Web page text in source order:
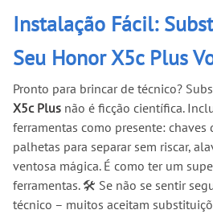
Instalação Fácil:
Seu Honor X5c Plus
Pronto para brincar de técnico?
X5c Plus não é ficção científica.
ferramentas como presente: chaves
palhetas para separar sem riscar,
ventosa mágica. É como ter um
ferramentas. 🛠️ Se não se sentir
técnico – muitos aceitam